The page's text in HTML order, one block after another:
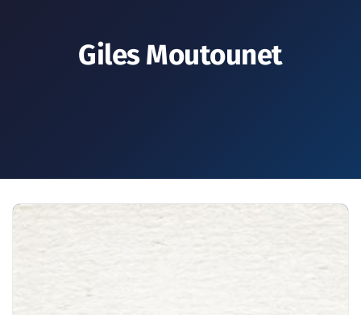
Giles Moutounet